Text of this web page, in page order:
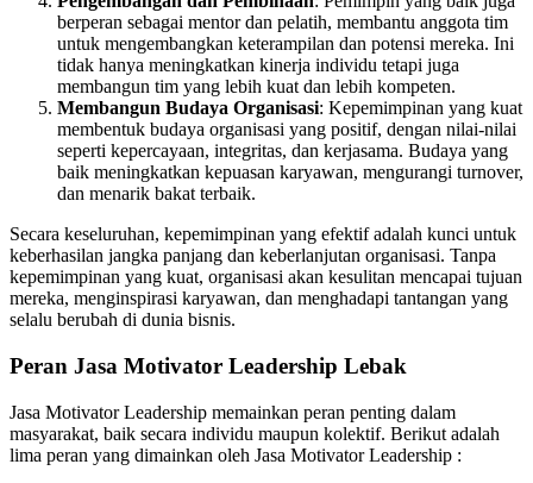
berperan sebagai mentor dan pelatih, membantu anggota tim
untuk mengembangkan keterampilan dan potensi mereka. Ini
tidak hanya meningkatkan kinerja individu tetapi juga
membangun tim yang lebih kuat dan lebih kompeten.
Membangun Budaya Organisasi: Kepemimpinan yang kuat
membentuk budaya organisasi yang positif, dengan nilai-nilai
seperti kepercayaan, integritas, dan kerjasama. Budaya yang
baik meningkatkan kepuasan karyawan, mengurangi turnover,
dan menarik bakat terbaik.
Secara keseluruhan, kepemimpinan yang efektif adalah kunci untuk
keberhasilan jangka panjang dan keberlanjutan organisasi. Tanpa
kepemimpinan yang kuat, organisasi akan kesulitan mencapai tujuan
mereka, menginspirasi karyawan, dan menghadapi tantangan yang
selalu berubah di dunia bisnis.
Peran Jasa Motivator Leadership Lebak
Jasa Motivator Leadership memainkan peran penting dalam
masyarakat, baik secara individu maupun kolektif. Berikut adalah
lima peran yang dimainkan oleh Jasa Motivator Leadership :